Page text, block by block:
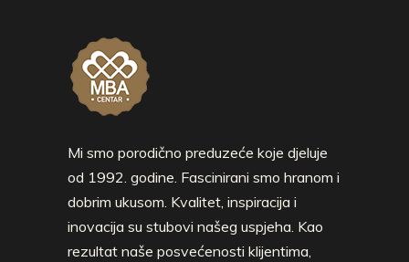
Mi smo porodično preduzeće koje djeluje
od 1992. godine. Fascinirani smo hranom i
dobrim ukusom. Kvalitet, inspiracija i
inovacija su stubovi našeg uspjeha. Kao
rezultat naše posvećenosti klijentima,